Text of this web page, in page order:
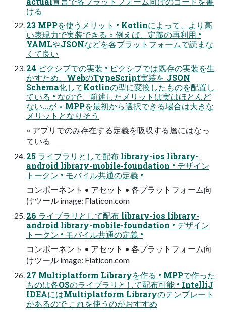
ける
23 MPPを使うメリット • Kotlinによって、より高
い表現力で実装できる ◦ 例えば、定義の再利用 •
YAMLやJSONなどを各プラットフォームで読まな
くて良い
24 ピクシブでの実装 • ピクシブでは既存の実装を生
かすため、WebのTypeScript実装を JSON
Schema化してKotlinの型に変換したものを配置し
ている • なので、前述したメリットは実はほとんど
ない...が ◦ MPPを最初から選択できる場合は大きな
メリットとなりそう
◦ アプリでのみ存在する定義を吸収する層にはなっ
ている
25 ライブラリとして配布 library-ios library-
android library-mobile-foundation • デザイン
トークン • モバイル共通の定義 •
コンポーネント • アセット • 各プラットフォーム向
けツール image: Flaticon.com
26 ライブラリとして配布 library-ios library-
android library-mobile-foundation • デザイン
トークン • モバイル共通の定義 •
コンポーネント • アセット • 各プラットフォーム向
けツール image: Flaticon.com
27 Multiplatform Libraryを作る • MPPで作った
ものは各OSのライブラリとして配布可能 • IntelliJ
IDEAにはMultiplatform Libraryのテンプレート
があるので これを使うのがおすすめ